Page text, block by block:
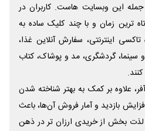
جمله این وبسایت ‌هاست. کاربران در
ترین زمان و با چند کلیک ساده به
اینترنتی، سفارش آنلاین غذا،
سینما، گردشگری، مد و پوشاک، کتاب
علاوه بر کمک به بهتر شناخته شدن
بازدید و آمار فروش آن‌ها، باعث
لذت بخش از خریدی ارزان تر در ذهن